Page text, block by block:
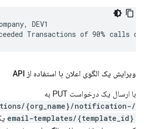
DEV1
Transactions of 90% calls
ویرایش یک الگوی اعلان با استفاده از API
با ارسال یک درخواست PUT به
{org_name}/notification-
email-templates/{template_id}